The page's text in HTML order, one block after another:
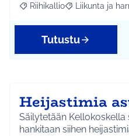
Rajaa tulokset aihepiirin
Riihikallio Rajaa tulokset
Liikunta ja
Tutustu
Heijastimia
Säilytetään
hankitaan siihen